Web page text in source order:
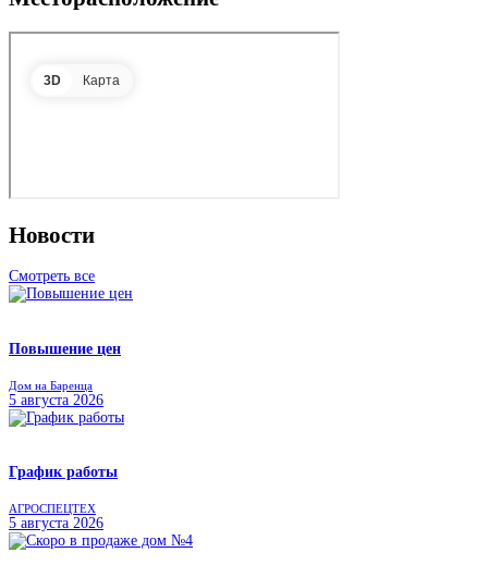
3D Карта
Новости
Смотреть все
Повышение цен
Дом на Баренца
5 августа 2026
График работы
АГРОСПЕЦТЕХ
5 августа 2026